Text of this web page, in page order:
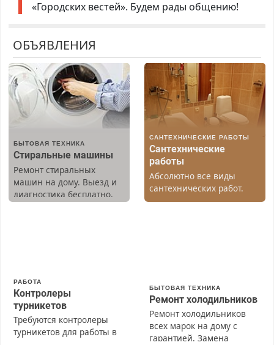
«Городских вестей». Будем рады общению!
ОБЪЯВЛЕНИЯ
БЫТОВАЯ ТЕХНИКА
Стиральные машины
Ремонт стиральных
машин на дому. Выезд и
диагностика бесплатно.
САНТЕХНИЧЕСКИЕ РАБОТЫ
Сантехнические
работы
Абсолютно все виды
сантехнических работ.
Быстро. Качественно.
РАБОТА
Контролеры
турникетов
Требуются контролеры
турникетов для работы в
БЫТОВАЯ ТЕХНИКА
Ремонт холодильников
Ремонт холодильников
всех марок на дому с
гарантией. Замена